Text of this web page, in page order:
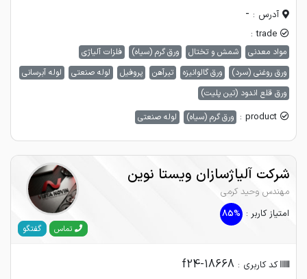
آدرس : -
trade :
مواد معدنی شمش و تختال ورق گرم (سیاه)
فلزات آلیاژی
ورق روغنی (سرد)
ورق گالوانیزه تیرآهن پروفیل لوله صنعتی
لوله آبرسانی
ورق قلع اندود (تین پلیت)
product : ورق گرم (سیاه) لوله صنعتی
شرکت آلیاژسازان ویستا نوین
مهندس وحید کرمی
امتیاز کاربر : 85%
تماس گفتگو
کد کاربری : f24-18668